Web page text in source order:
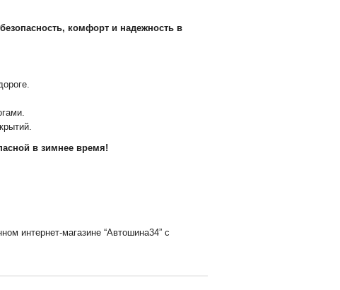
комфорт и надежность в
в зимнее время!
интернет-магазине “Автошина34” с